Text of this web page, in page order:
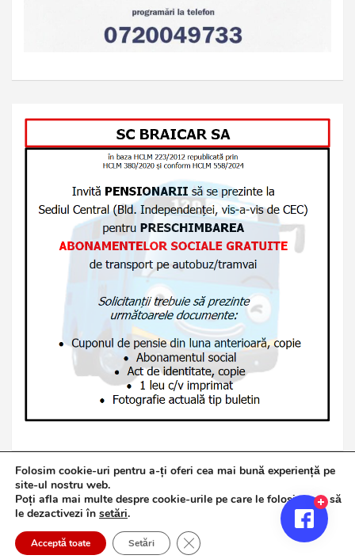
Copyright © 2026Jurnalul de Brăila
Politică de confidențialitate
Theme Horse
Proudly Powered by:WordPress
Folosim cookie-uri pentru a-ți oferi cea mai bună experiență pe
site-ul nostru web.
Poți afla mai multe despre cookie-urile pe care le folosim sau să
le dezactivezi în setări.
Acceptă toate Setări Close GDPR Cookie Banner